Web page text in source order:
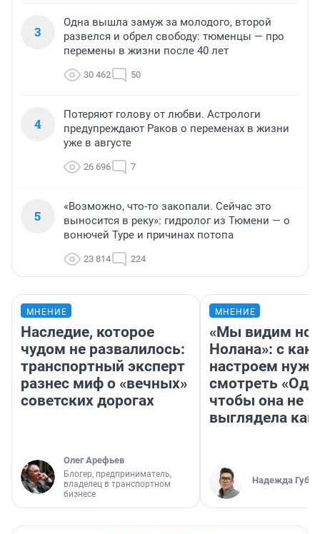
3
Одна вышла замуж за молодого, второй
развелся и обрел свободу: тюменцы — про
перемены в жизни после 40 лет
30 462 50
4
Потеряют голову от любви. Астрологи
предупреждают Раков о переменах в жизни
уже в августе
26 696 7
5
«Возможно, что-то закопали. Сейчас это
выносится в реку»: гидролог из Тюмени — о
вонючей Туре и причинах потопа
23 814 224
МНЕНИЕ
Наследие, которое
чудом не развалилось:
транспортный эксперт
разнес миф о «вечных»
советских дорогах
Олег Арефьев
Блогер, предприниматель,
владелец в транспортном
бизнесе
МНЕНИЕ
«Мы видим
Нолана»: с
настроем
смотреть
чтобы она не
выглядела как
Надежда